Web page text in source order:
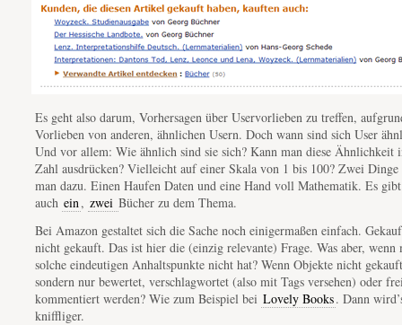
Es geht also darum, Vorhersagen über Uservorlieben zu treffen,
Vorlieben von anderen, ähnlichen Usern. Doch wann sind sich User
Und vor allem: Wie ähnlich sind sie sich? Kann man diese Ähnlichkeit
Zahl ausdrücken? Vielleicht auf einer Skala von 1 bis 100? Zwei Dinge
man dazu. Einen Haufen Daten und eine Hand voll Mathematik. Es
auch ein, zwei Bücher zu dem Thema.
Bei Amazon gestaltet sich die Sache noch einigermaßen einfach.
nicht gekauft. Das ist hier die (einzig relevante) Frage. Was aber, wenn
solche eindeutigen Anhaltspunkte nicht hat? Wenn Objekte nicht
sondern nur bewertet, verschlagwortet (also mit Tags versehen) oder
kommentiert werden? Wie zum Beispiel bei Lovely Books. Dann
kniffliger.